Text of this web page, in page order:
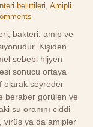
belirtileri ,Amipli
bakteri, amip ve
Kişiden
sebebi hijyen
sonucu ortaya
olarak seyreder
beraber görülen ve
su oranını ciddi
virüs ya da amipler